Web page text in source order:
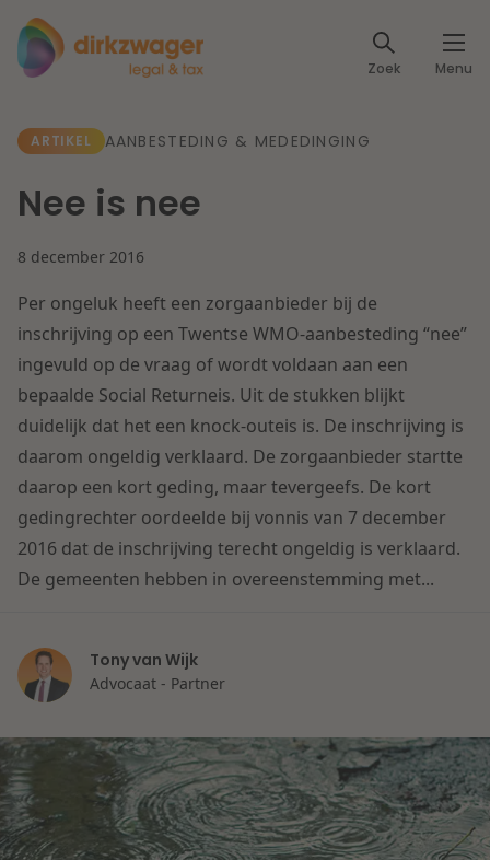
Zoek Menu
Expertises
Arbeid & Pensioen
IT & Privacy
IE & Innovatie
Herstructurering & Insolventie
Energie
Zorg & Sociaal domein
Vastgoed
Overheid & Omgeving
Dichtbij een toekomstbestendige zorg
Lees meer
Dichtbij de kansen en uitdagingen in de
woningbouw
Lees meer
Artikelen
Klantcases
Specialisten
Over ons
Over Dirkzwager
Internationale partners
Werken bij
Contact
Nederlands
ARTIKEL AANBESTEDING & MEDEDINGING
Nee is nee
8 december 2016
Per ongeluk heeft een zorgaanbieder bij de
inschrijving op een Twentse WMO-aanbesteding “nee”
ingevuld op de vraag of wordt voldaan aan een
bepaalde Social Returneis. Uit de stukken blijkt
duidelijk dat het een knock-outeis is. De inschrijving is
daarom ongeldig verklaard. De zorgaanbieder startte
daarop een kort geding, maar tevergeefs. De kort
gedingrechter oordeelde bij vonnis van 7 december
2016 dat de inschrijving terecht ongeldig is verklaard.
De gemeenten hebben in overeenstemming met...
Tony van Wijk
Advocaat - Partner